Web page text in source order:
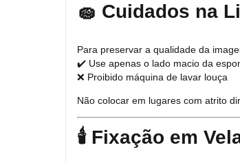
🧽 Cuidados na
Para preservar a qualidade da
✔️ Use apenas o lado macio da
❌ Proibido máquina de lavar louça
Não colocar em lugares com atrito
🕯️ Fixação em